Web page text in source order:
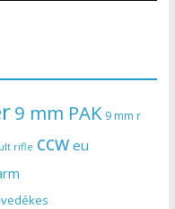
9 mm PAK 9 mm r
rifle ccw eu